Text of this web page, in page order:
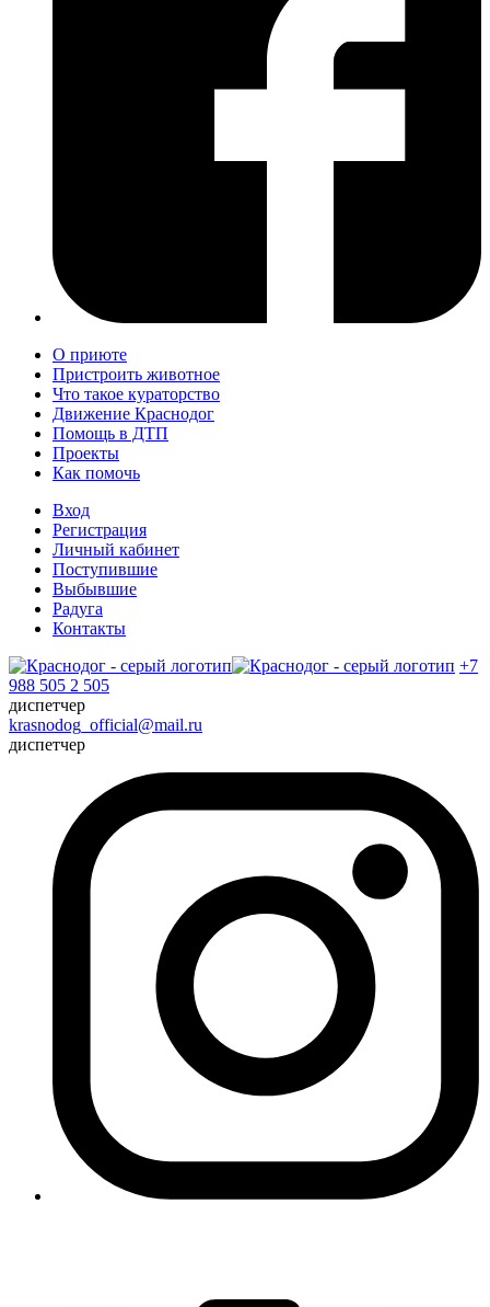
О приюте
Пристроить животное
Что такое кураторство
Движение Краснодог
Помощь в ДТП
Проекты
Как помочь
Вход
Регистрация
Личный кабинет
Поступившие
Выбывшие
Радуга
Контакты
+7
988 505 2 505
диспетчер
krasnodog_official@mail.ru
диспетчер